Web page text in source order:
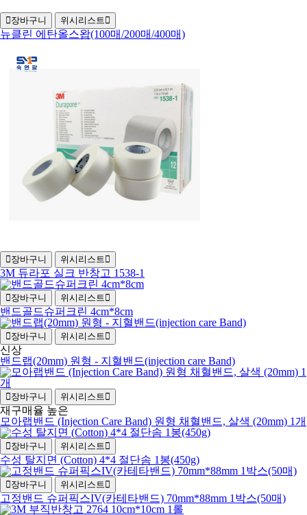
장바구니 위시리스트
뉴클린 에탄올스왑(100매/200매/400매)
장바구니 위시리스트
3M 듀라포 실크 반창고 1538-1
장바구니 위시리스트
밴드골드슈퍼크린 4cm*8cm
장바구니 위시리스트
신상
밴드랩(20mm) 원형 - 지혈밴드(injection care Band)
장바구니 위시리스트
재구매율 높은
모아랩밴드 (Injection Care Band) 원형 채혈밴드, 살색 (20mm) 1개
장바구니 위시리스트
수성 탈지면 (Cotton) 4*4 절단솜 1봉(450g)
장바구니 위시리스트
고정밴드 슈퍼픽스IV(카테타밴드) 70mm*88mm 1박스(50매)